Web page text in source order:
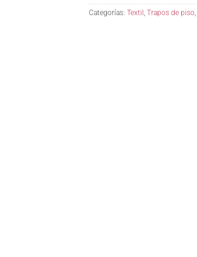
Categorías: Textil Trapos de piso